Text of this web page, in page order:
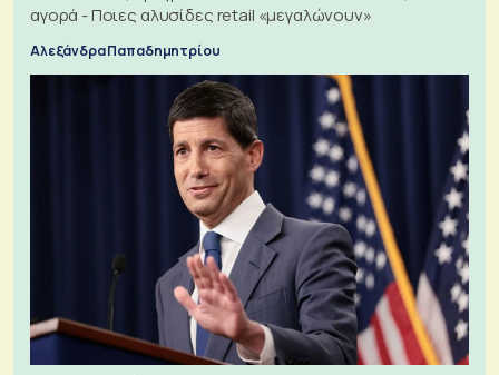
αγορά - Ποιες αλυσίδες retail «μεγαλώνουν»
Αλεξάνδρα Παπαδημητρίου